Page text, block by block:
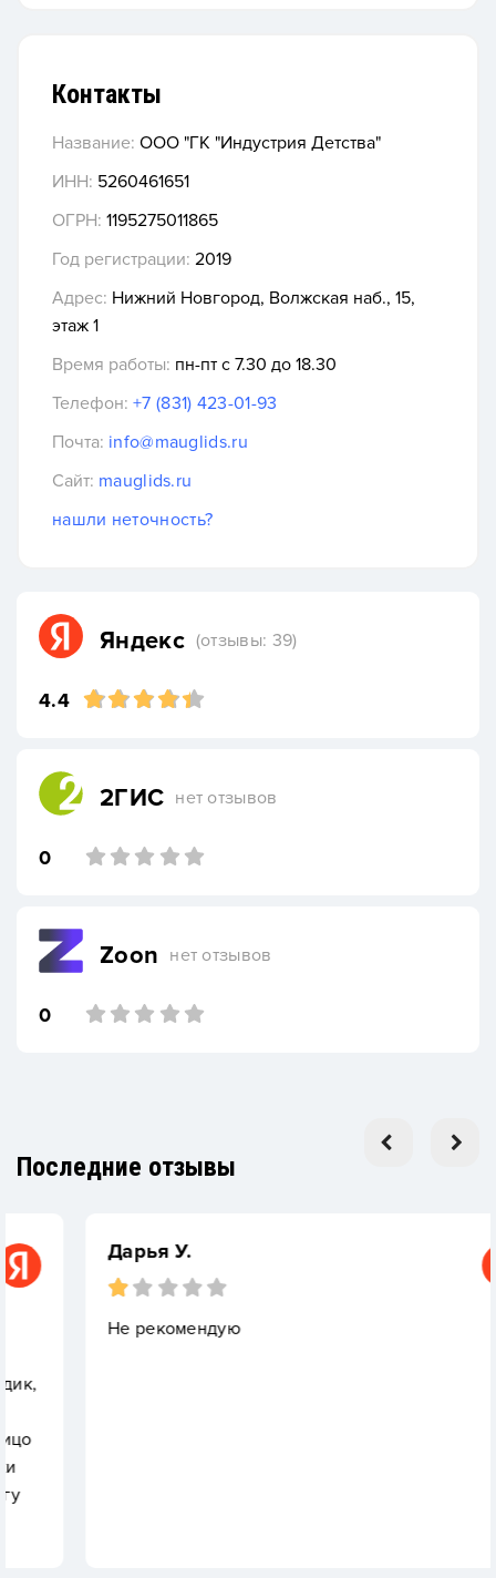
Контакты
Название: ООО "ГК "Индустрия Детства"
ИНН: 5260461651
ОГРН: 1195275011865
Год регистрации: 2019
Адрес: Нижний Новгород, Волжская наб., 15,
этаж 1
Время работы: пн-пт с 7.30 до 18.30
Телефон: +7 (831) 423-01-93
Почта: info@mauglids.ru
Сайт: mauglids.ru
нашли неточность?
Яндекс (отзывы: 39)
4.4
2ГИС нет отзывов
0
Zoon нет отзывов
0
Последние отзывы
Дарья У.
Не рекомендую